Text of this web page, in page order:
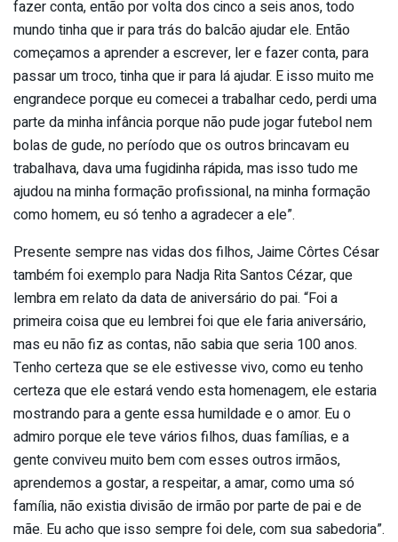
fazer conta, então por volta dos cinco a seis anos, todo
mundo tinha que ir para trás do balcão ajudar ele. Então
começamos a aprender a escrever, ler e fazer conta, para
passar um troco, tinha que ir para lá ajudar. E isso muito me
engrandece porque eu comecei a trabalhar cedo, perdi uma
parte da minha infância porque não pude jogar futebol nem
bolas de gude, no período que os outros brincavam eu
trabalhava, dava uma fugidinha rápida, mas isso tudo me
ajudou na minha formação profissional, na minha formação
como homem, eu só tenho a agradecer a ele”.
Presente sempre nas vidas dos filhos, Jaime Côrtes César
também foi exemplo para Nadja Rita Santos Cézar, que
lembra em relato da data de aniversário do pai. “Foi a
primeira coisa que eu lembrei foi que ele faria aniversário,
mas eu não fiz as contas, não sabia que seria 100 anos.
Tenho certeza que se ele estivesse vivo, como eu tenho
certeza que ele estará vendo esta homenagem, ele estaria
mostrando para a gente essa humildade e o amor. Eu o
admiro porque ele teve vários filhos, duas famílias, e a
gente conviveu muito bem com esses outros irmãos,
aprendemos a gostar, a respeitar, a amar, como uma só
família, não existia divisão de irmão por parte de pai e de
mãe. Eu acho que isso sempre foi dele, com sua sabedoria”.